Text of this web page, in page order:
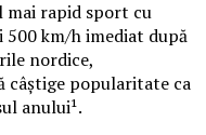
mai rapid sport cu
km/h imediat după
nordice,
câștige popularitate ca
anului¹.